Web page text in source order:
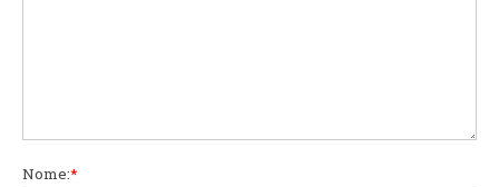
Nome:*